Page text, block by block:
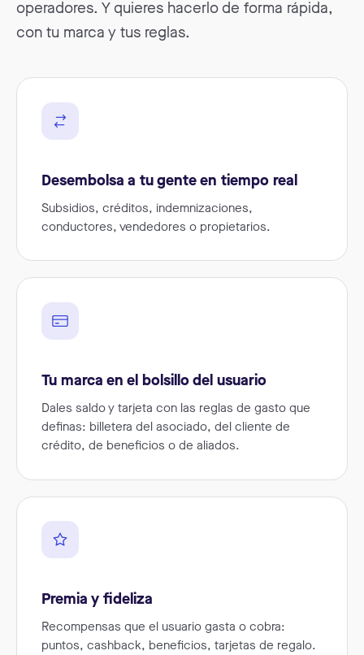
operadores. Y quieres hacerlo de forma rápida,
con tu marca y tus reglas.
Desembolsa a tu gente en tiempo real
Subsidios, créditos, indemnizaciones,
conductores, vendedores o propietarios.
Tu marca en el bolsillo del usuario
Dales saldo y tarjeta con las reglas de gasto que
definas: billetera del asociado, del cliente de
crédito, de beneficios o de aliados.
Premia y fideliza
Recompensas que el usuario gasta o cobra:
puntos, cashback, beneficios, tarjetas de regalo.